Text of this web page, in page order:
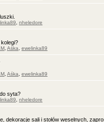
nheledore
Aśka ewelinka89
Aśka ewelinka89
syta?
nheledore
dekoracje sali i stołów weselnych,